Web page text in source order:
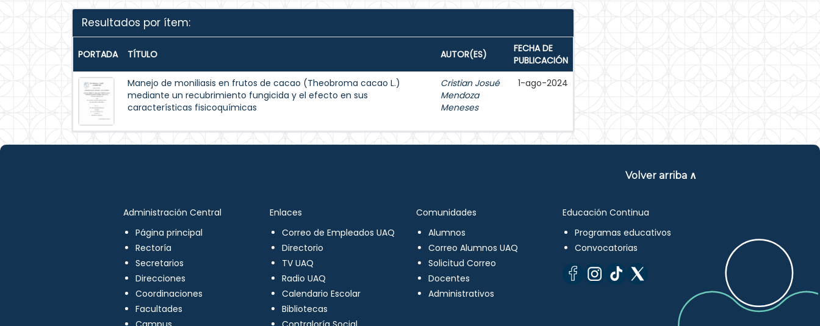
Resultados por ítem:
PORTADA TÍTULO AUTOR(ES)
FECHA DE
PUBLICACIÓN
Manejo de moniliasis en frutos de cacao (Theobroma cacao L.)
mediante un recubrimiento fungicida y el efecto en sus
características fisicoquímicas
Cristian Josué
Mendoza
Meneses
1-ago-2024
Volver arriba ∧
Administración Central
Página principal
Rectoría
Secretarios
Direcciones
Coordinaciones
Facultades
Enlaces
Correo de Empleados UAQ
Directorio
TV UAQ
Radio UAQ
Calendario Escolar
Bibliotecas
Comunidades
Alumnos
Correo Alumnos UAQ
Solicitud Correo
Docentes
Administrativos
Educación Continua
Programas educativos
Convocatorias